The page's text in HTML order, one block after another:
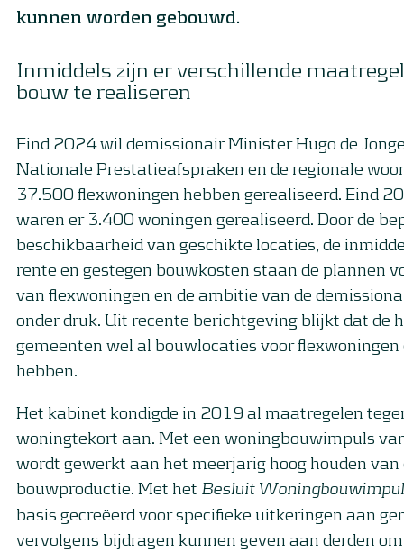
kunnen worden gebouwd.
Inmiddels zijn er verschillende
bouw te realiseren
Eind 2024 wil demissionair Minister Hugo de
Nationale Prestatieafspraken en de regionale
37.500 flexwoningen hebben gerealiseerd. Eind
waren er 3.400 woningen gerealiseerd. Door de
beschikbaarheid van geschikte locaties, de
rente en gestegen bouwkosten staan de plannen
van flexwoningen en de ambitie van de
onder druk. Uit recente berichtgeving blijkt dat de
gemeenten wel al bouwlocaties voor flexwoningen
hebben.
Het kabinet kondigde in 2019 al maatregelen
woningtekort aan. Met een woningbouwimpuls
wordt gewerkt aan het meerjarig hoog houden van
bouwproductie. Met het Besluit
basis gecreëerd voor specifieke uitkeringen aan
vervolgens bijdragen kunnen geven aan derden